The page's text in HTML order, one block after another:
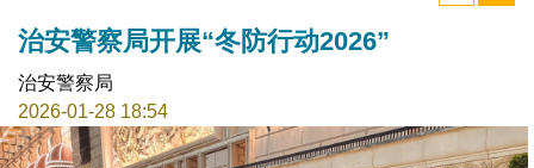
治安警察局开展“冬防行动2026”
治安警察局
2026-01-28 18:54